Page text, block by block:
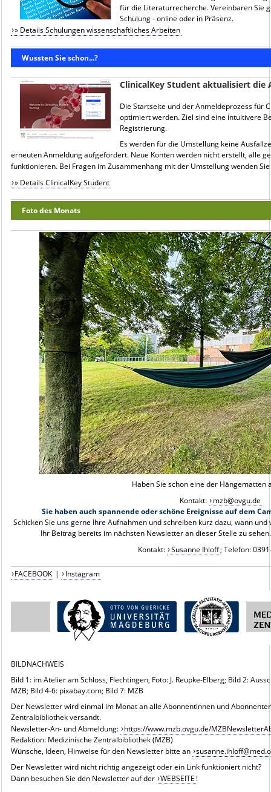
für die Literaturrecherche. Vereinbaren Sie
Schulung - online oder in Präsenz.
» Details Schulungen wissenschaftliches Arbeiten
Wussten Sie schon...?
ClinicalKey Student aktualisiert die
Die Startseite und der Anmeldeprozess für
optimiert werden. Ziel sind eine intuitivere
Registrierung.
Es werden für die Umstellung keine
erneuten Anmeldung aufgefordert. Neue Konten werden nicht erstellt, alle
funktionieren. Bei Fragen im Zusammenhang mit der Umstellung wenden
» Details ClinicalKey Student
Foto des Monats
Haben Sie schon eine der Hängematten
Kontakt:
mzb@ovgu.de
Sie haben auch spannende oder schöne Ereignisse auf dem
Schicken Sie uns gerne Ihre Aufnahmen und schreiben kurz dazu, wann
Ihr Beitrag bereits im nächsten Newsletter an dieser Stelle zu
Kontakt: Susanne Ihloff; Telefon:
FACEBOOK | Instagram
BILDNACHWEIS
Bild 1: im Atelier am Schloss, Flechtingen, Foto: J. Reupke-Elberg; Bild 2:
MZB; Bild 4-6: pixabay.com; Bild 7: MZB
Der Newsletter wird einmal im Monat an alle Abonnentinnen und
Zentralbibliothek versandt.
Newsletter-An- und Abmeldung: https://www.mzb.ovgu.de/
Redaktion: Medizinische Zentralbibliothek (MZB)
Wünsche, Ideen, Hinweise für den Newsletter bitte an
Der Newsletter wird nicht richtig angezeigt oder ein Link funktioniert nicht?
Dann besuchen Sie den Newsletter auf der WEBSEITE !